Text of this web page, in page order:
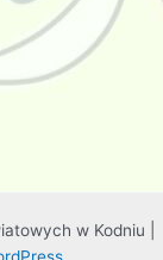
w Kodniu |